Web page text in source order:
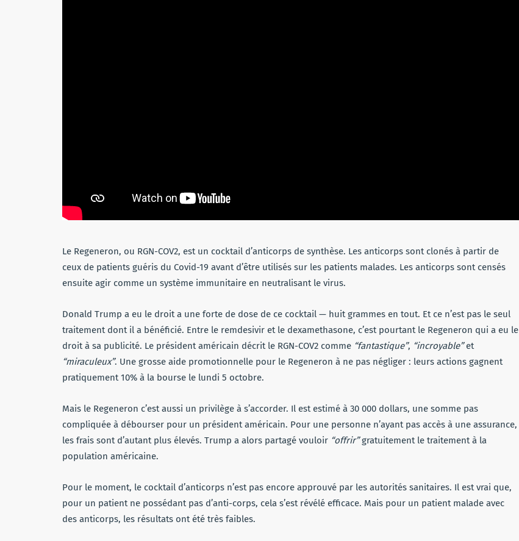
Le Regeneron, ou RGN-COV2, est un cocktail d’anticorps de synthèse. Les anticorps sont clonés à partir de
ceux de patients guéris du Covid-19 avant d’être utilisés sur les patients malades. Les anticorps sont censés
ensuite agir comme un système immunitaire en neutralisant le virus.
Donald Trump a eu le droit a une forte de dose de ce cocktail — huit grammes en tout. Et ce n’est pas le seul
traitement dont il a bénéficié. Entre le remdesivir et le dexamethasone, c’est pourtant le Regeneron qui a eu le
droit à sa publicité. Le président américain décrit le RGN-COV2 comme “fantastique”, “incroyable”et
“miraculeux”. Une grosse aide promotionnelle pour le Regeneron à ne pas négliger : leurs actions gagnent
pratiquement 10% à la bourse le lundi 5 octobre.
Mais le Regeneron c’est aussi un privilège à s’accorder. Il est estimé à 30 000 dollars, une somme pas
compliquée à débourser pour un président américain. Pour une personne n’ayant pas accès à une assurance,
les frais sont d’autant plus élevés. Trump a alors partagé vouloir “offrir”gratuitement le traitement à la
population américaine.
Pour le moment, le cocktail d’anticorps n’est pas encore approuvé par les autorités sanitaires. Il est vrai que,
pour un patient ne possédant pas d’anti-corps, cela s’est révélé efficace. Mais pour un patient malade avec
des anticorps, les résultats ont été très faibles.